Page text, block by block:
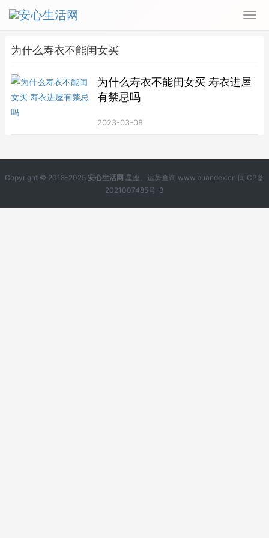
为什么寿衣不能闺女买
为什么寿衣不能闺女买 寿衣进屋
有禁忌吗
2023-03-08
Copyright © 2018-2025 安心生活网 星座、运势查询 www.buandex.cn 闽ICP备
2021007485号-3